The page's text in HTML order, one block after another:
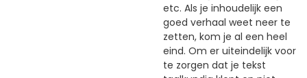
etc. Als je inhoudelijk een
goed verhaal weet neer te
zetten, kom je al een heel
eind. Om er uiteindelijk voor
te zorgen dat je tekst